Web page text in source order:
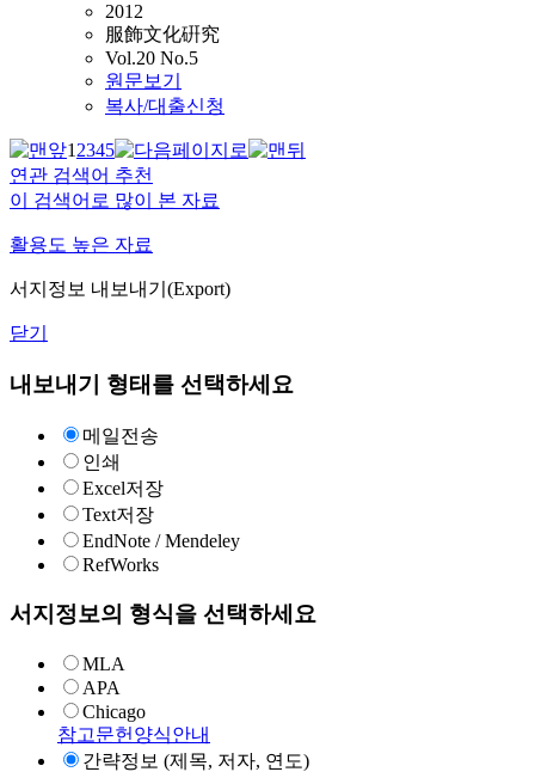
2012
服飾文化硏究
Vol.20 No.5
원문보기
복사/대출신청
12345
연관 검색어 추천
이 검색어로 많이 본 자료
활용도 높은 자료
서지정보 내보내기(Export)
닫기
내보내기 형태를 선택하세요
메일전송
인쇄
Excel저장
Text저장
EndNote / Mendeley
RefWorks
서지정보의 형식을 선택하세요
MLA
APA
Chicago
참고문헌양식안내
간략정보 (제목, 저자, 연도)